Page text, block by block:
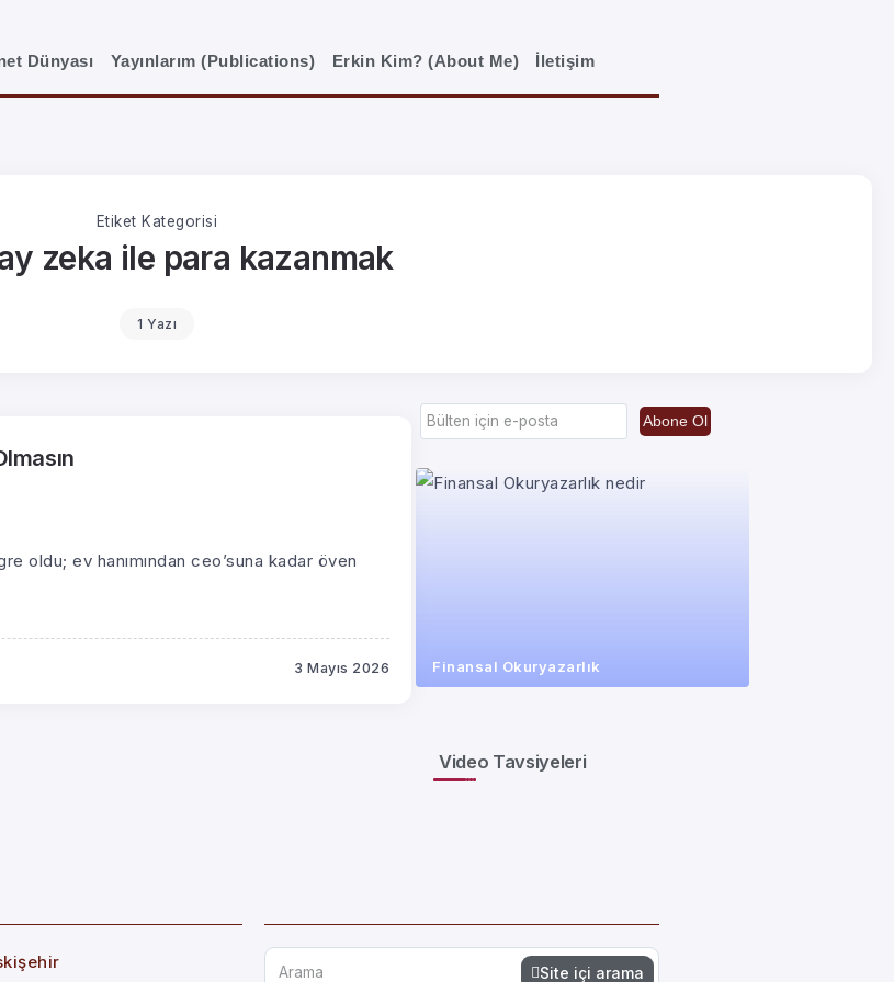
Dünyası Yayınlarım (Publications) Erkin Kim? (About Me) İletişim
Etiket Kategorisi
zeka ile para kazanmak
1 Yazı
oldu; ev hanımından ceo’suna kadar öven
3 Mayıs 2026
Abone Ol
Finansal Okuryazarlık
Video Tavsiyeleri
Site içi arama